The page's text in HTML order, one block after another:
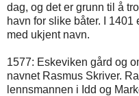
dag, og det er grunn til å
havn for slike båter. I
med ukjent navn.
1577: Eskeviken gård og
navnet Rasmus Skriver.
lennsmannen i Idd og